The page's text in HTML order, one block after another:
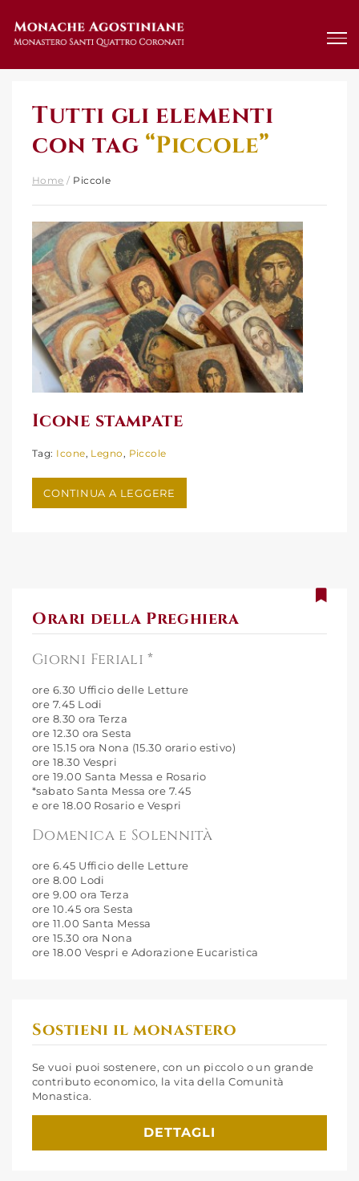
Tutti gli elementi
con tag “Piccole”
Home / Piccole
Icone stampate
Icone stampate
Tag: Icone, Legno, Piccole
CONTINUA A LEGGERE
Orari della Preghiera
Giorni Feriali *
ore 6.30 Ufficio delle Letture
ore 7.45 Lodi
ore 8.30 ora Terza
ore 12.30 ora Sesta
ore 15.15 ora Nona (15.30 orario estivo)
ore 18.30 Vespri
ore 19.00 Santa Messa e Rosario
*sabato Santa Messa ore 7.45
e ore 18.00 Rosario e Vespri
Domenica e Solennità
ore 6.45 Ufficio delle Letture
ore 8.00 Lodi
ore 9.00 ora Terza
ore 10.45 ora Sesta
ore 11.00 Santa Messa
ore 15.30 ora Nona
ore 18.00 Vespri e Adorazione Eucaristica
Sostieni il monastero
Se vuoi puoi sostenere, con un piccolo o un grande
contributo economico, la vita della Comunità
Monastica.
DETTAGLI